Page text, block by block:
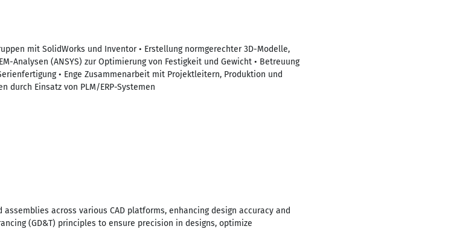
mit SolidWorks und Inventor • Erstellung normgerechter 3D-Modelle,
Analysen (ANSYS) zur Optimierung von Festigkeit und Gewicht • Betreuung
• Enge Zusammenarbeit mit Projektleitern, Produktion und
durch Einsatz von PLM/ERP-Systemen
across various CAD platforms, enhancing design accuracy and
(GD&T) principles to ensure precision in designs, optimize